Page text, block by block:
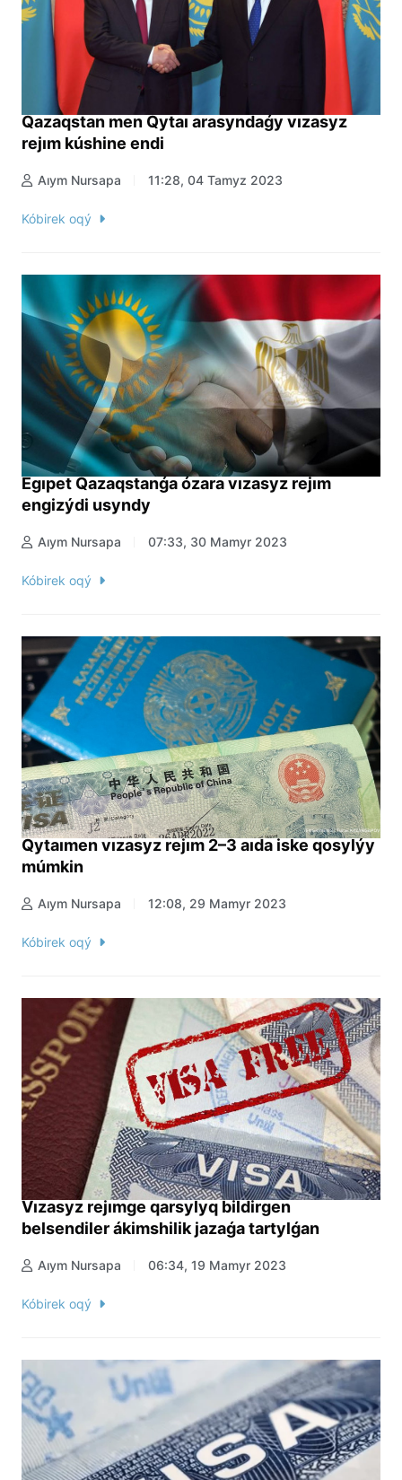
Qazaqstan men Qytaı arasyndaǵy vızasyz
rejım kúshine endi
Aıym Nursapa 11:28, 04 Tamyz 2023
Kóbirek oqý
Egıpet Qazaqstanǵa ózara vızasyz rejım
engizýdi usyndy
Aıym Nursapa 07:33, 30 Mamyr 2023
Kóbirek oqý
Qytaımen vızasyz rejım 2–3 aıda iske qosylýy
múmkin
Aıym Nursapa 12:08, 29 Mamyr 2023
Kóbirek oqý
Vızasyz rejımge qarsylyq bildirgen
belsendiler ákimshilik jazaǵa tartylǵan
Aıym Nursapa 06:34, 19 Mamyr 2023
Kóbirek oqý